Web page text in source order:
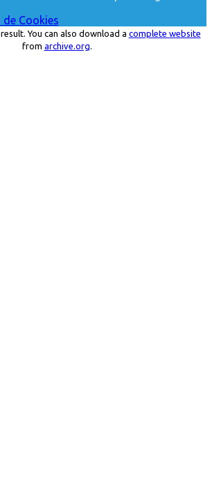
Cookies
You can also download a complete website
from archive.org.